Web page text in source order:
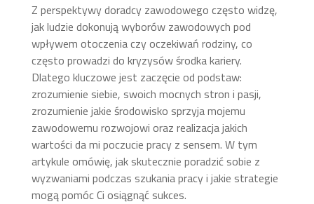
Z perspektywy doradcy zawodowego często widzę,
jak ludzie dokonują wyborów zawodowych pod
wpływem otoczenia czy oczekiwań rodziny, co
często prowadzi do kryzysów środka kariery.
Dlatego kluczowe jest zaczęcie od podstaw:
zrozumienie siebie, swoich mocnych stron i pasji,
zrozumienie jakie środowisko sprzyja mojemu
zawodowemu rozwojowi oraz realizacja jakich
wartości da mi poczucie pracy z sensem. W tym
artykule omówię, jak skutecznie poradzić sobie z
wyzwaniami podczas szukania pracy i jakie strategie
mogą pomóc Ci osiągnąć sukces.